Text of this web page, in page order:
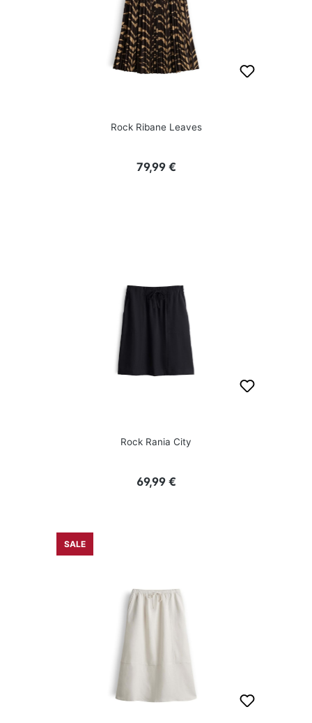
Rock Ribane Leaves
Regulärer Preis:
79,99 €
Rock Rania City
Regulärer Preis:
69,99 €
SALE